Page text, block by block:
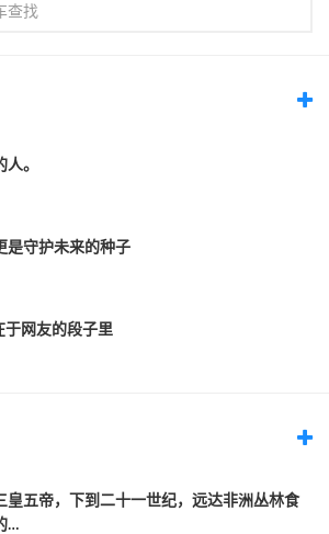
。
是守护未来的种子
于网友的段子里
皇五帝，下到二十一世纪，远达非洲丛林食
…